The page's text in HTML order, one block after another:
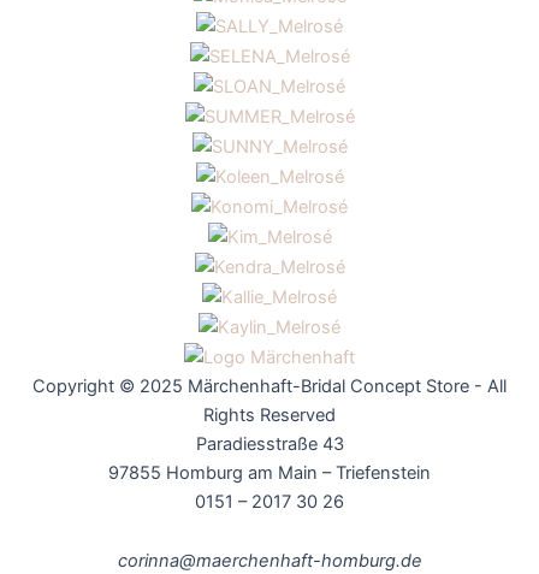
Copyright © 2025 Märchenhaft-Bridal Concept Store - All
Rights Reserved
Paradiesstraße 43
97855 Homburg am Main – Triefenstein
0151 – 2017 30 26
corinna@maerchenhaft-homburg.de